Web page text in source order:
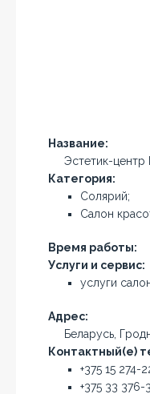
Название:
Эстетик-центр
Категория:
Солярий;
Салон
Время работы:
Услуги и сервис:
услуги
Адрес:
Беларусь,
Контактный(е)
+375 15 274-
+375 33 376-